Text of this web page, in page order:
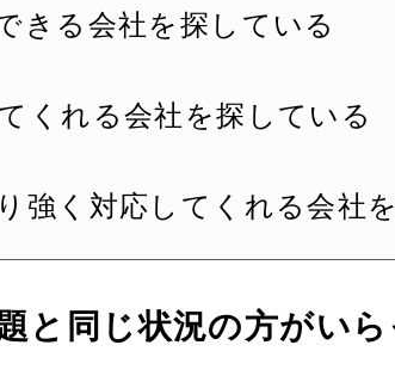
る会社を探している
れる会社を探している
く対応してくれる会社
と同じ状況の方がい